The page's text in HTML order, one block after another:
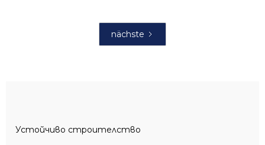
nächste
Устойчиво строителство